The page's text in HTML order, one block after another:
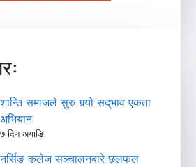
शान्ति समाजले सुरु गर्‍यो सद्‌भाव एकता
अभियान
७ दिन अगाडि
नर्सिङ कलेज सञ्चालनबारे छलफल